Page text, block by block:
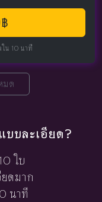
น 10 นาที
มด
บบละเอียด?
ใบ
ดมาก
นาที